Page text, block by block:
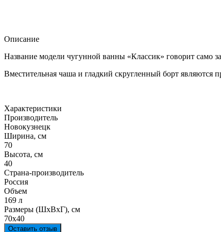
Описание
Название модели чугунной ванны «Классик» говорит само
Вместительная чаша и гладкий скругленный борт
Характеристики
Производитель
Новокузнецк
Ширина, см
70
Высота, см
40
Страна-производитель
Россия
Объем
169 л
Размеры (ШxВxГ), см
70x40
Оставить отзыв